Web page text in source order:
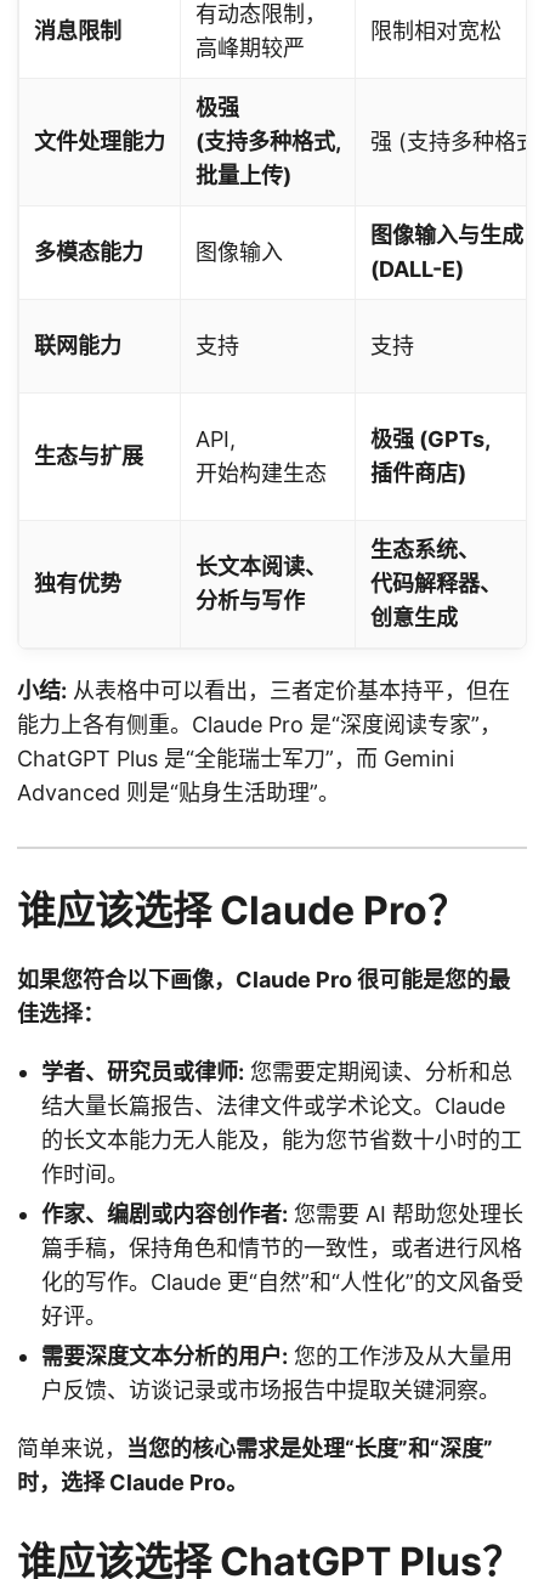
消息限制
有动态限制，
高峰期较严
限制相对宽松
文件处理能力
极强
(支持多种格式,
批量上传)
强 (支持多种格式
多模态能力 图像输入
图像输入与生成
(DALL-E)
联网能力 支持 支持
生态与扩展
API,
开始构建生态
极强 (GPTs,
插件商店)
独有优势
长文本阅读、
分析与写作
生态系统、
代码解释器、
创意生成
小结: 从表格中可以看出，三者定价基本持平，但在
能力上各有侧重。Claude Pro 是“深度阅读专家”，
ChatGPT Plus 是“全能瑞士军刀”，而 Gemini
Advanced 则是“贴身生活助理”。
谁应该选择 Claude Pro？
如果您符合以下画像，Claude Pro 很可能是您的最
佳选择：
学者、研究员或律师: 您需要定期阅读、分析和总
结大量长篇报告、法律文件或学术论文。Claude
的长文本能力无人能及，能为您节省数十小时的工
作时间。
作家、编剧或内容创作者: 您需要 AI 帮助您处理长
篇手稿，保持角色和情节的一致性，或者进行风格
化的写作。Claude 更“自然”和“人性化”的文风备受
好评。
需要深度文本分析的用户: 您的工作涉及从大量用
户反馈、访谈记录或市场报告中提取关键洞察。
简单来说， 当您的核心需求是处理“长度”和“深度”
时，选择 Claude Pro。
谁应该选择 ChatGPT Plus？